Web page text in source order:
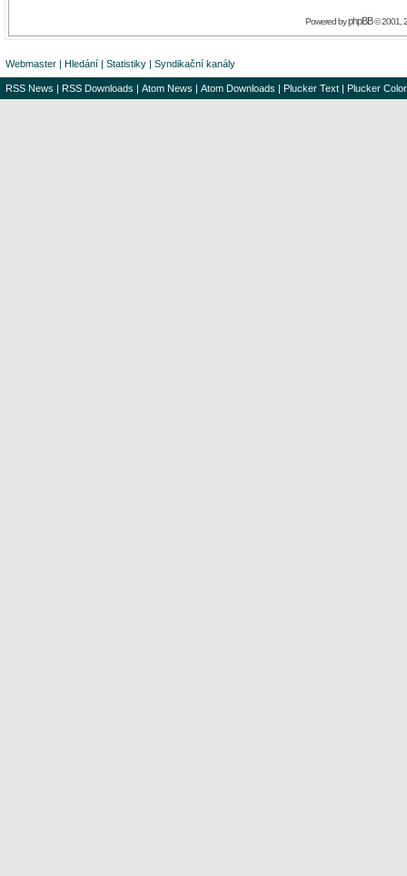
Powered byphpBB© 2001,
Webmaster | Hledání | Statistiky | Syndikační kanály
RSS News | RSS Downloads | Atom News | Atom Downloads | Plucker Text | Plucker Color